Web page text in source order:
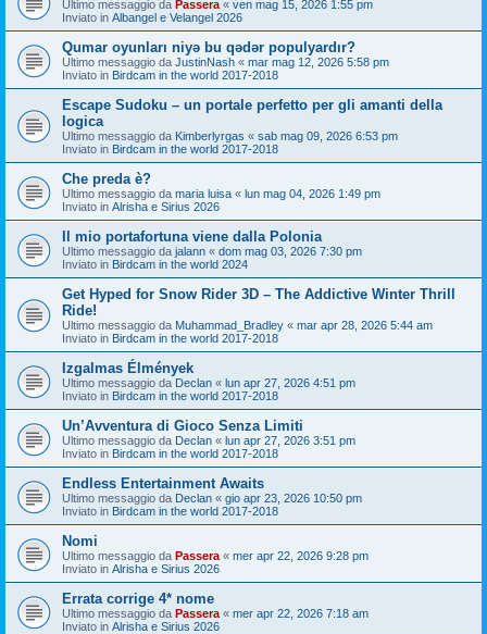
Ultimo messaggio da Passera « ven mag 15, 2026 1:55 pm
Inviato in Albangel e Velangel 2026
Qumar oyunları niyə bu qədər populyardır?
Ultimo messaggio da JustinNash « mar mag 12, 2026 5:58 pm
Inviato in Birdcam in the world 2017-2018
Escape Sudoku – un portale perfetto per gli amanti della
logica
Ultimo messaggio da Kimberlyrgas « sab mag 09, 2026 6:53 pm
Inviato in Birdcam in the world 2017-2018
Che preda è?
Ultimo messaggio da maria luisa « lun mag 04, 2026 1:49 pm
Inviato in Alrisha e Sirius 2026
Il mio portafortuna viene dalla Polonia
Ultimo messaggio da jalann « dom mag 03, 2026 7:30 pm
Inviato in Birdcam in the world 2024
Get Hyped for Snow Rider 3D – The Addictive Winter Thrill
Ride!
Ultimo messaggio da Muhammad_Bradley « mar apr 28, 2026 5:44 am
Inviato in Birdcam in the world 2017-2018
Izgalmas Élmények
Ultimo messaggio da Declan « lun apr 27, 2026 4:51 pm
Inviato in Birdcam in the world 2017-2018
Un’Avventura di Gioco Senza Limiti
Ultimo messaggio da Declan « lun apr 27, 2026 3:51 pm
Inviato in Birdcam in the world 2017-2018
Endless Entertainment Awaits
Ultimo messaggio da Declan « gio apr 23, 2026 10:50 pm
Inviato in Birdcam in the world 2017-2018
Nomi
Ultimo messaggio da Passera « mer apr 22, 2026 9:28 pm
Inviato in Alrisha e Sirius 2026
Errata corrige 4* nome
Ultimo messaggio da Passera « mer apr 22, 2026 7:18 am
Inviato in Alrisha e Sirius 2026